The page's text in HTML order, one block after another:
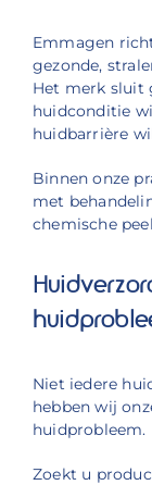
Emmagen
gezonde,
Het merk sluit
huidconditie
huidbarrière
Binnen onze
met
chemische
Niet iedere
hebben wij
huidprobleem.
Zoekt u